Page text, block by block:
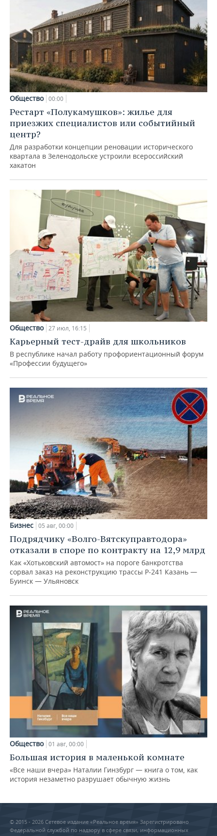
Общество 00:00
Рестарт «Полукамушков»: жилье для
приезжих специалистов или событийный
центр?
Для разработки концепции реновации исторического
квартала в Зеленодольске устроили всероссийский
хакатон
Общество 27 июл, 16:15
Карьерный тест-драйв для школьников
В республике начал работу профориентационный форум
«Профессии будущего»
Бизнес 05 авг, 00:00
Подрядчику «Волго-Вятскуправтодора»
отказали в споре по контракту на 12,9 млрд
Как «Хотьковский автомост» на пороге банкротства
сорвал заказ на реконструкцию трассы Р‑241 Казань —
Буинск — Ульяновск
Общество 01 авг, 00:00
Большая история в маленькой комнате
«Все наши вчера» Наталии Гинзбург — книга о том, как
история незаметно разрушает обычную жизнь
© 2015 - 2026 Сетевое издание «Реальное время» Зарегистрировано
Федеральной службой по надзору в сфере связи, информационных